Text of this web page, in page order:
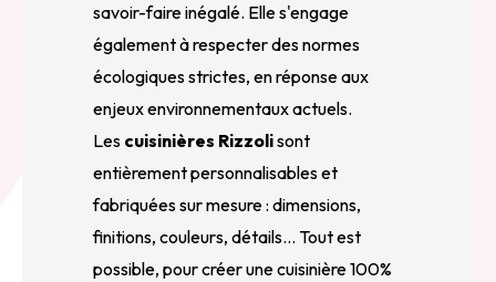
savoir-faire inégalé. Elle s'engage
également à respecter des normes
écologiques strictes, en réponse aux
enjeux environnementaux actuels.
Les cuisinières Rizzolisont
entièrement personnalisables et
fabriquées sur mesure : dimensions,
finitions, couleurs, détails… Tout est
possible, pour créer une cuisinière 100%